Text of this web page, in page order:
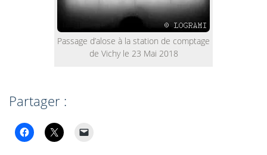
Passage d’alose à la station de comptage
de Vichy le 23 Mai 2018
Partager :